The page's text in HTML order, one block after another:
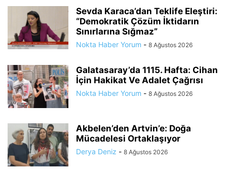
Sevda Karaca’dan Teklife Eleştiri:
“Demokratik Çözüm İktidarın
Sınırlarına Sığmaz”
Nokta Haber Yorum - 8 Ağustos 2026
Galatasaray’da 1115. Hafta: Cihan
İçin Hakikat Ve Adalet Çağrısı
Nokta Haber Yorum - 8 Ağustos 2026
Akbelen’den Artvin’e: Doğa
Mücadelesi Ortaklaşıyor
Derya Deniz - 8 Ağustos 2026